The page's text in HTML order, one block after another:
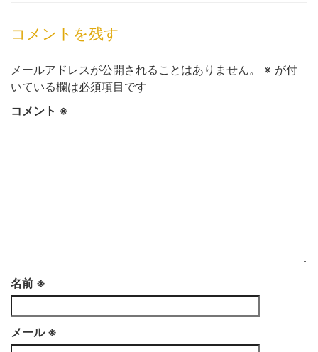
コメントを残す
メールアドレスが公開されることはありません。 ※ が付
いている欄は必須項目です
コメント ※
名前 ※
メール ※